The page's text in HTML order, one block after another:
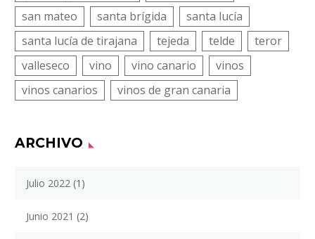
san mateo
santa brígida
santa lucía
santa lucía de tirajana
tejeda telde
teror
valleseco
vino vino canario
vinos
vinos canarios
vinos de gran canaria
ARCHIVO
Julio 2022 (1)
Junio 2021 (2)